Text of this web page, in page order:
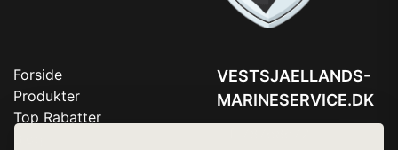
Forside
Produkter
Top Rabatter
VESTSJAELLANDS-
MARINESERVICE.DK